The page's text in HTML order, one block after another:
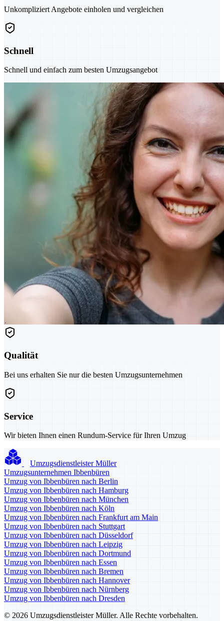
Unkompliziert Angebote einholen und vergleichen
Schnell
Schnell und einfach zum besten Umzugsangebot
Qualität
Bei uns erhalten Sie nur die besten Umzugsunternehmen
Service
Wir bieten Ihnen einen Rundum-Service für Ihren Umzug
Umzugsdienstleister Müller
Umzugsunternehmen Ibbenbüren
Umzug von Ibbenbüren nach Berlin
Umzug von Ibbenbüren nach Hamburg
Umzug von Ibbenbüren nach München
Umzug von Ibbenbüren nach Köln
Umzug von Ibbenbüren nach Frankfurt am Main
Umzug von Ibbenbüren nach Stuttgart
Umzug von Ibbenbüren nach Düsseldorf
Umzug von Ibbenbüren nach Leipzig
Umzug von Ibbenbüren nach Dortmund
Umzug von Ibbenbüren nach Essen
Umzug von Ibbenbüren nach Bremen
Umzug von Ibbenbüren nach Hannover
Umzug von Ibbenbüren nach Nürnberg
Umzug von Ibbenbüren nach Dresden
© 2026 Umzugsdienstleister Müller. Alle Rechte vorbehalten.